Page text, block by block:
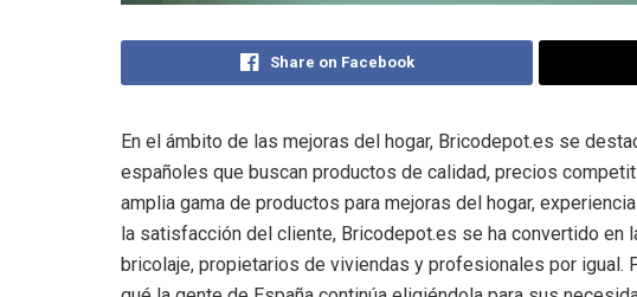
Share on Facebook
En el ámbito de las mejoras del hogar, Bricodepot.es se
españoles que buscan productos de calidad, precios
amplia gama de productos para mejoras del hogar,
la satisfacción del cliente, Bricodepot.es se ha convertido en
bricolaje, propietarios de viviendas y profesionales por igual.